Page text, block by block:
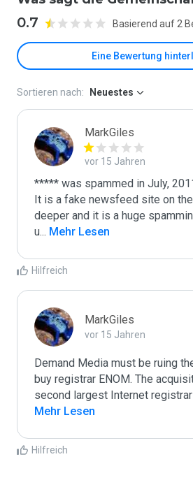
0.7 Basierend auf 2
Eine Bewertung
Sortieren nach: Neuestes
MarkGiles
vor 15 Jahren
***** was spammed in July,
It is a fake newsfeed site on
deeper and it is a huge
u... Mehr Lesen
Hilfreich
MarkGiles
vor 15 Jahren
Demand Media must be ruing
buy registrar ENOM. The
second largest Internet
Mehr Lesen
Hilfreich